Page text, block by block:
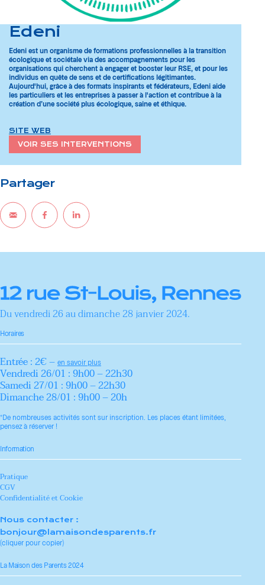
Edeni
Edeni est un organisme de formations professionnelles à la transition
écologique et sociétale via des accompagnements pour les
organisations qui cherchent à engager et booster leur RSE, et pour les
individus en quête de sens et de certifications légitimantes.
Aujourd'hui, grâce à des formats inspirants et fédérateurs, Edeni aide
les particuliers et les entreprises à passer à l'action et contribue à la
création d’une société plus écologique, saine et éthique.
SITE WEB
VOIR SES INTERVENTIONS
Partager
Du vendredi 26 au dimanche 28 janvier 2024.
Horaires
Entrée : 2€ – en savoir plus
Vendredi 26/01 : 9h00 – 22h30
Samedi 27/01 : 9h00 – 22h30
Dimanche 28/01 : 9h00 – 20h
*De nombreuses activités sont sur inscription. Les places étant limitées,
pensez à réserver !
Information
Pratique
CGV
Confidentialité et Cookie
Nous contacter :
bonjour@lamaisondesparents.fr
(cliquer pour copier)
La Maison des Parents 2024